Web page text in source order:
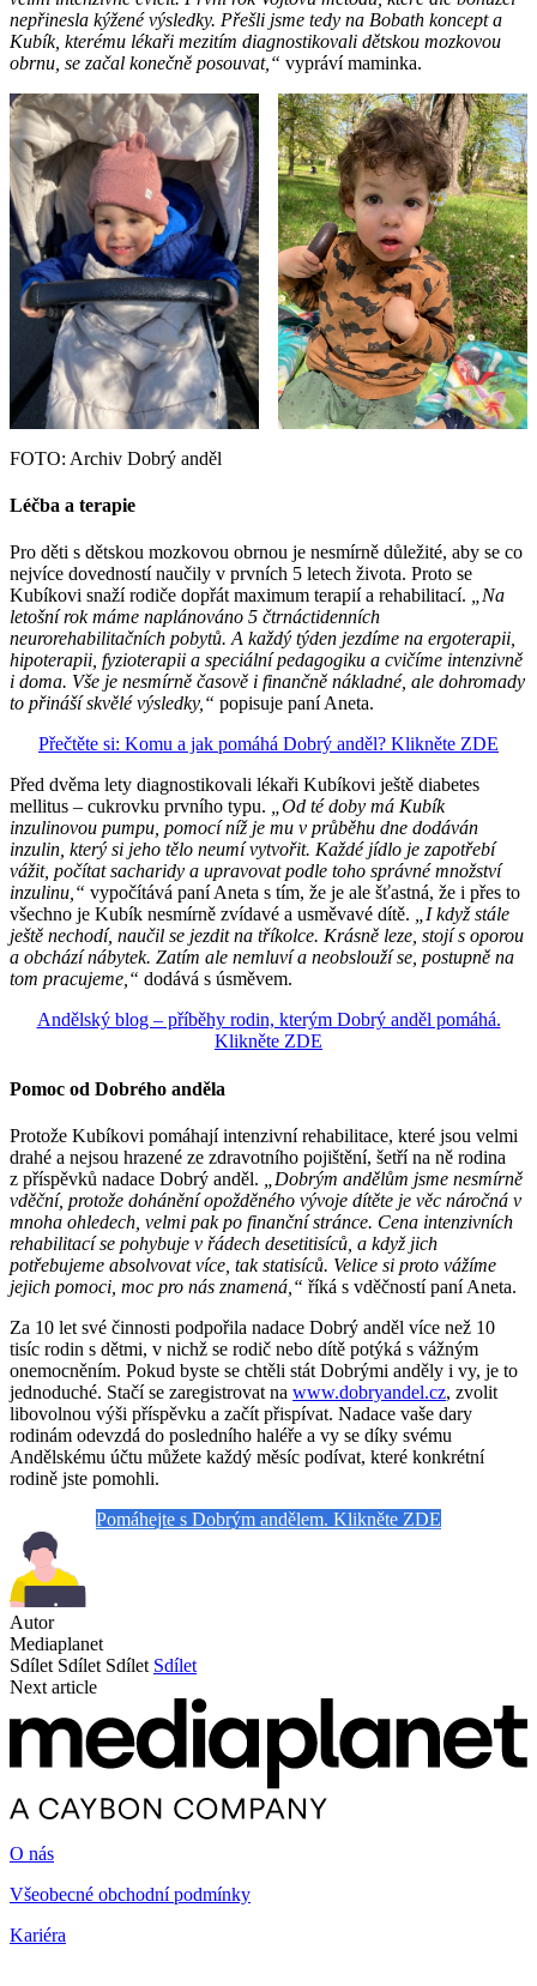
nepřinesla kýžené výsledky. Přešli jsme tedy na Bobath koncept a
Kubík, kterému lékaři mezitím diagnostikovali dětskou mozkovou
obrnu, se začal konečně posouvat,“ vypráví maminka.
FOTO: Archiv Dobrý anděl
Léčba a terapie
Pro děti s dětskou mozkovou obrnou je nesmírně důležité, aby se co
nejvíce dovedností naučily v prvních 5 letech života. Proto se
Kubíkovi snaží rodiče dopřát maximum terapií a rehabilitací.
„Na
letošní rok máme naplánováno 5 čtrnáctidenních
neurorehabilitačních pobytů. A každý týden jezdíme na ergoterapii,
hipoterapii, fyzioterapii a speciální pedagogiku a cvičíme intenzivně
i doma. Vše je nesmírně časově i finančně nákladné, ale dohromady
to přináší skvělé výsledky,“ popisuje paní Aneta.
Přečtěte si: Komu a jak pomáhá Dobrý anděl? Klikněte ZDE
Před dvěma lety diagnostikovali lékaři Kubíkovi ještě diabetes
mellitus – cukrovku prvního typu.
„Od té doby má Kubík
inzulinovou pumpu, pomocí níž je mu v průběhu dne dodáván
inzulin, který si jeho tělo neumí vytvořit. Každé jídlo je zapotřebí
vážit, počítat sacharidy a upravovat podle toho správné množství
inzulinu,“ vypočítává paní Aneta s tím, že je ale šťastná, že i přes to
všechno je Kubík nesmírně zvídavé a usměvavé dítě.
„I když stále
ještě nechodí, naučil se jezdit na tříkolce. Krásně leze, stojí s oporou
a obchází nábytek. Zatím ale nemluví a neobslouží se, postupně na
tom pracujeme,“ dodává s úsměvem.
Andělský blog – příběhy rodin, kterým Dobrý anděl pomáhá.
Klikněte ZDE
Pomoc od Dobrého anděla
Protože Kubíkovi pomáhají intenzivní rehabilitace, které jsou velmi
drahé a nejsou hrazené ze zdravotního pojištění, šetří na ně rodina
z příspěvků nadace Dobrý anděl.
„Dobrým andělům jsme nesmírně
vděční, protože dohánění opožděného vývoje dítěte je věc náročná v
mnoha ohledech, velmi pak po finanční stránce. Cena intenzivních
rehabilitací se pohybuje v řádech desetitisíců, a když jich
potřebujeme absolvovat více, tak statisíců. Velice si proto vážíme
jejich pomoci, moc pro nás znamená,“ říká s vděčností paní Aneta.
Za 10 let své činnosti podpořila nadace Dobrý anděl více než 10
tisíc rodin s dětmi, v nichž se rodič nebo dítě potýká s vážným
onemocněním. Pokud byste se chtěli stát Dobrými anděly i vy, je to
jednoduché. Stačí se zaregistrovat na www.dobryandel.cz, zvolit
libovolnou výši příspěvku a začít přispívat. Nadace vaše dary
rodinám odevzdá do posledního haléře a vy se díky svému
Andělskému účtu můžete každý měsíc podívat, které konkrétní
rodině jste pomohli.
Pomáhejte s Dobrým andělem. Klikněte ZDE
Autor
Mediaplanet
Sdílet Sdílet Sdílet Sdílet
Next article
O nás
Všeobecné obchodní podmínky
Kariéra